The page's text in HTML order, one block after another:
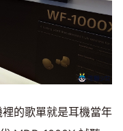
的歌單就是耳機當年